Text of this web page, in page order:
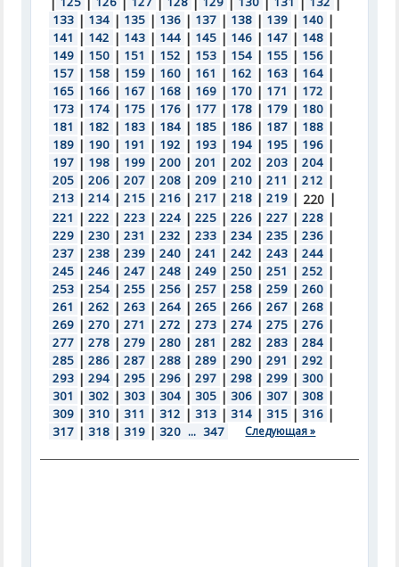
133 | 134 | 135 | 136 | 137 | 138 | 139 | 140 |
141 | 142 | 143 | 144 | 145 | 146 | 147 | 148 |
149 | 150 | 151 | 152 | 153 | 154 | 155 | 156 |
157 | 158 | 159 | 160 | 161 | 162 | 163 | 164 |
165 | 166 | 167 | 168 | 169 | 170 | 171 | 172 |
173 | 174 | 175 | 176 | 177 | 178 | 179 | 180 |
181 | 182 | 183 | 184 | 185 | 186 | 187 | 188 |
189 | 190 | 191 | 192 | 193 | 194 | 195 | 196 |
197 | 198 | 199 | 200 | 201 | 202 | 203 | 204 |
205 | 206 | 207 | 208 | 209 | 210 | 211 | 212 |
213 | 214 | 215 | 216 | 217 | 218 | 219 | 220 |
221 | 222 | 223 | 224 | 225 | 226 | 227 | 228 |
229 | 230 | 231 | 232 | 233 | 234 | 235 | 236 |
237 | 238 | 239 | 240 | 241 | 242 | 243 | 244 |
245 | 246 | 247 | 248 | 249 | 250 | 251 | 252 |
253 | 254 | 255 | 256 | 257 | 258 | 259 | 260 |
261 | 262 | 263 | 264 | 265 | 266 | 267 | 268 |
269 | 270 | 271 | 272 | 273 | 274 | 275 | 276 |
277 | 278 | 279 | 280 | 281 | 282 | 283 | 284 |
285 | 286 | 287 | 288 | 289 | 290 | 291 | 292 |
293 | 294 | 295 | 296 | 297 | 298 | 299 | 300 |
301 | 302 | 303 | 304 | 305 | 306 | 307 | 308 |
309 | 310 | 311 | 312 | 313 | 314 | 315 | 316 |
317 | 318 | 319 | 320 ... 347 Следующая »